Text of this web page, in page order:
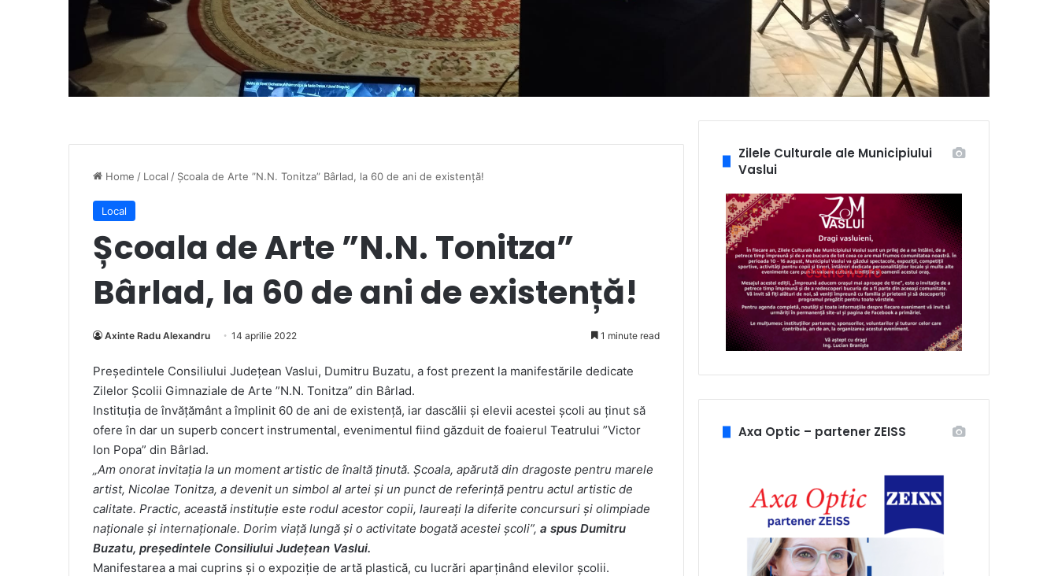
Home / Local / Școala de Arte ”N.N. Tonitza” Bârlad, la 60 de ani de existență!
Local
Școala de Arte ”N.N. Tonitza”
Bârlad, la 60 de ani de existență!
Axinte Radu Alexandru 14 aprilie 2022 1 minute read
Președintele Consiliului Județean Vaslui, Dumitru Buzatu, a fost prezent la manifestările dedicate
Zilelor Școlii Gimnaziale de Arte ”N.N. Tonitza” din Bârlad.
Instituția de învățământ a împlinit 60 de ani de existență, iar dascălii și elevii acestei școli au ținut să
ofere în dar un superb concert instrumental, evenimentul fiind găzduit de foaierul Teatrului ”Victor
Ion Popa” din Bârlad.
„Am onorat invitația la un moment artistic de înaltă ținută. Școala, apărută din dragoste pentru marele
artist, Nicolae Tonitza, a devenit un simbol al artei și un punct de referință pentru actul artistic de
calitate. Practic, această instituție este rodul acestor copii, laureați la diferite concursuri și olimpiade
naționale și internaționale. Dorim viață lungă și o activitate bogată acestei școli”, a spus Dumitru
Buzatu, președintele Consiliului Județean Vaslui.
Manifestarea a mai cuprins și o expoziție de artă plastică, cu lucrări aparținând elevilor școlii.
Zilele Culturale ale Municipiului
Vaslui
Axa Optic – partener ZEISS